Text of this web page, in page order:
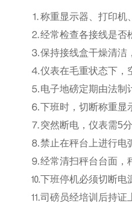
⒈称重显示器、打印机、
⒉经常检查各接线是否松
⒊保持接线盒干燥清洁，
⒋仪表在毛重状态下，空
⒌电子地磅定期由法制计
⒍下班时，切断称重显示
⒎突然断电，仪表需5
⒏禁止在秤台上进行电弧
⒐经常清扫秤台台面，秤
⒑下班停机必须切断电源
⒒司磅员经培训后持证上